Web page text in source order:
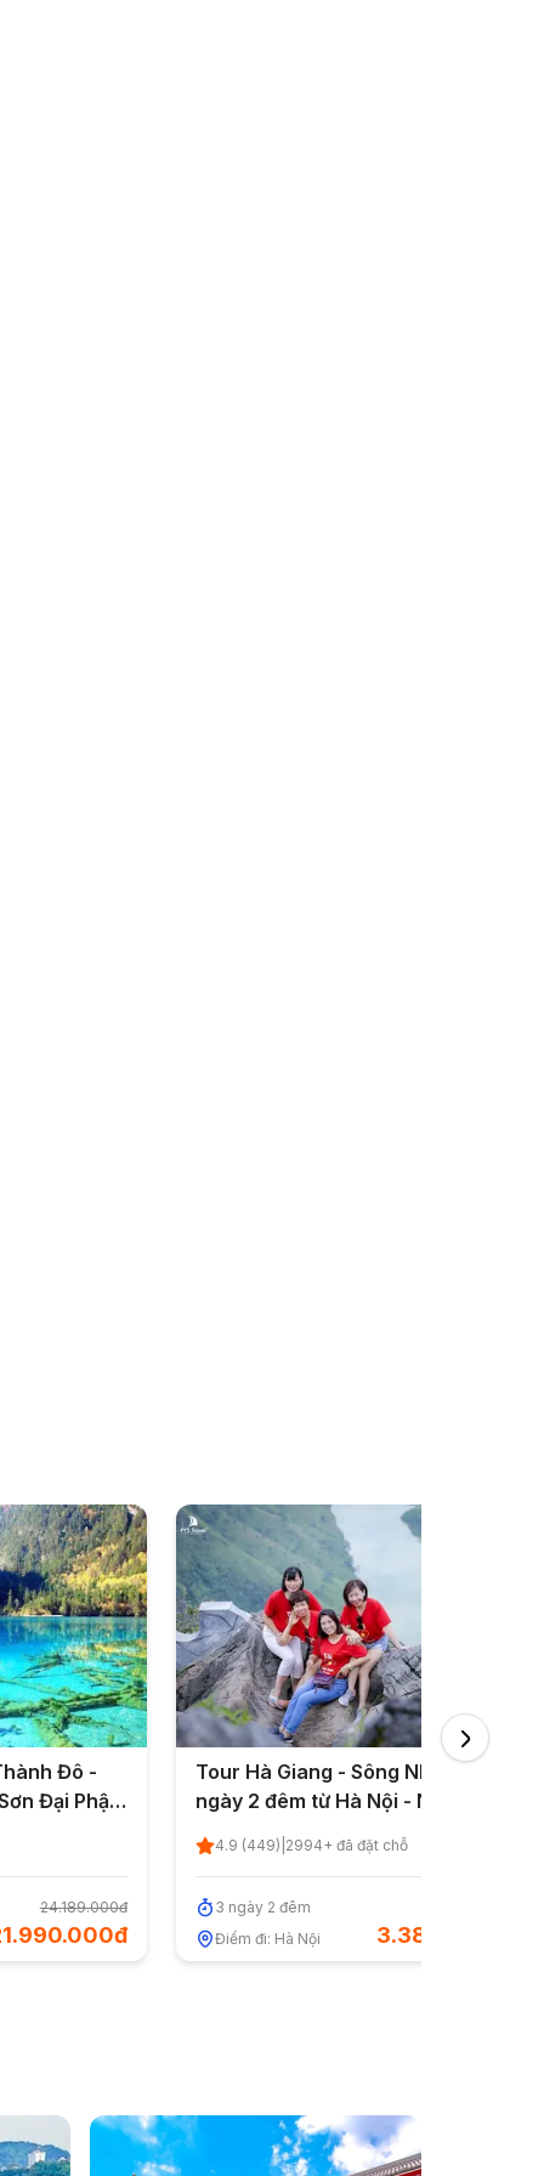
Đô -
Đại Phật
- Quốc
24.189.000đ
Tour Hà Giang - Sông Nho Quế 3
ngày 2 đêm từ Hà Nội - Nghỉ lễ
2/9/2026
4.9 (449) 2994+ đã đặt chỗ
3 ngày 2 đêm
Điểm đi: Hà Nội 3.380.000đ